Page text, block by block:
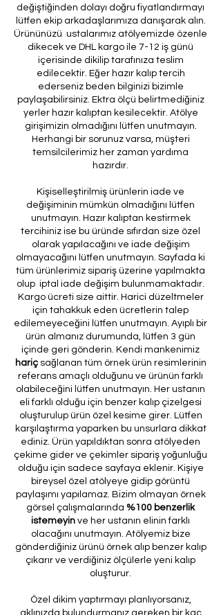
değiştiğinden dolayı doğru fiyatlandırmayı
lütfen ekip arkadaşlarımıza danışarak alın.
Ürününüzü ustalarımız atölyemizde özenle
dikecek ve DHL kargo ile 7-12 iş günü
içerisinde dikilip tarafınıza teslim
edilecektir. Eğer hazır kalıp tercih
ederseniz beden bilginizi bizimle
paylaşabilirsiniz. Ektra ölçü belirtmediğiniz
yerler hazır kalıptan kesilecektir. Atölye
girişimizin olmadığını lütfen unutmayın.
Herhangi bir sorunuz varsa, müşteri
temsilcilerimiz her zaman yardıma
hazırdır.
Kişiselleştirilmiş ürünlerin iade ve
değişiminin mümkün olmadığını lütfen
unutmayın. Hazır kalıptan kestirmek
tercihiniz ise bu üründe sıfırdan size özel
olarak yapılacağını ve iade değişim
olmayacağını lütfen unutmayın. Sayfada ki
tüm ürünlerimiz sipariş üzerine yapılmakta
olup iptal iade değişim bulunmamaktadır.
Kargo ücreti size aittir. Harici düzeltmeler
için tahakkuk eden ücretlerin talep
edilemeyeceğini lütfen unutmayın. Ayıplı bir
ürün almanız durumunda, lütfen 3 gün
içinde geri gönderin. Kendi mankenimiz
hariçsağlanan tüm örnek ürün resimlerinin
referans amaçlı olduğunu ve ürünün farklı
olabileceğini lütfen unutmayın. Her ustanın
eli farklı olduğu için benzer kalıp çizelgesi
oluşturulup ürün özel kesime girer. Lütfen
karşılaştırma yaparken bu unsurlara dikkat
ediniz. Ürün yapıldıktan sonra atölyeden
çekime gider ve çekimler sipariş yoğunluğu
olduğu için sadece sayfaya eklenir. Kişiye
bireysel özel atölyeye gidip görüntü
paylaşımı yapılamaz. Bizim olmayan örnek
görsel çalışmalarında %100 benzerlik
istemeyin ve her ustanın elinin farklı
olacağını unutmayın. Atölyemiz bize
gönderdiğiniz ürünü örnek alıp benzer kalıp
çıkarır ve verdiğiniz ölçülerle yeni kalıp
oluşturur.
Özel dikim yaptırmayı planlıyorsanız,
aklınızda bulundurmanız gereken bir kaç